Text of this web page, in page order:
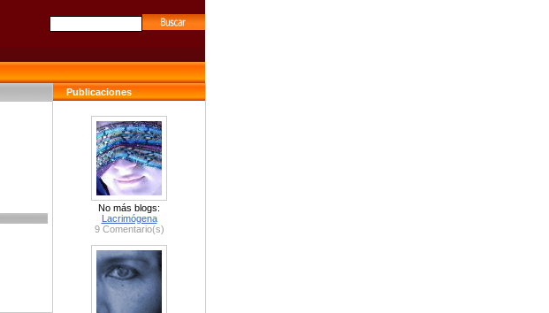
Publicaciones
No más blogs:
Lacrimógena
9 Comentario(s)